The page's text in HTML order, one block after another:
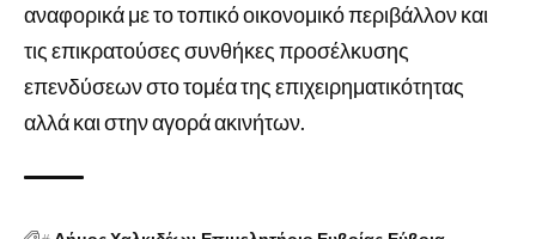
αναφορικά με το τοπικό οικονομικό περιβάλλον και
τις επικρατούσες συνθήκες προσέλκυσης
επενδύσεων στο τομέα της επιχειρηματικότητας
αλλά και στην αγορά ακινήτων.